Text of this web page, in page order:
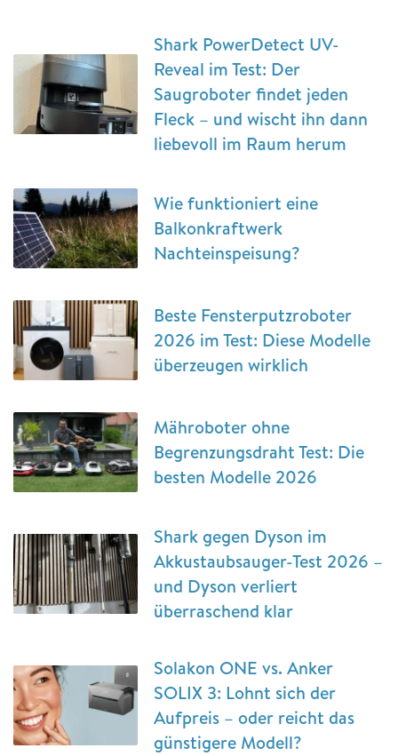
Shark PowerDetect UV-
Reveal im Test: Der
Saugroboter findet jeden
Fleck – und wischt ihn dann
liebevoll im Raum herum
Wie funktioniert eine
Balkonkraftwerk
Nachteinspeisung?
Beste Fensterputzroboter
2026 im Test: Diese Modelle
überzeugen wirklich
Mähroboter ohne
Begrenzungsdraht Test: Die
besten Modelle 2026
Shark gegen Dyson im
Akkustaubsauger-Test 2026 –
und Dyson verliert
überraschend klar
Solakon ONE vs. Anker
SOLIX 3: Lohnt sich der
Aufpreis – oder reicht das
günstigere Modell?